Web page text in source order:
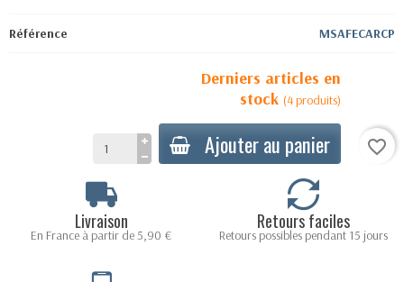
Référence MSAFECARCP
Derniers articles en
stock (4 produits)
Ajouter au panier favorite_border
Livraison
En France à partir de 5,90 €
Retours faciles
Retours possibles pendant 15 jours